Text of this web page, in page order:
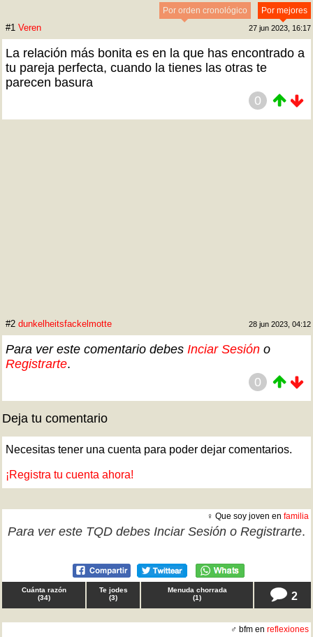
Por mejores
Por orden cronológico
#1 Veren 27 jun 2023, 16:17
La relación más bonita es en la que has encontrado a
tu pareja perfecta, cuando la tienes las otras te
parecen basura
0
#2 dunkelheitsfackelmotte 28 jun 2023, 04:12
Para ver este comentario debes Inciar Sesión o
Registrarte.
0
Deja tu comentario
Necesitas tener una cuenta para poder dejar comentarios.
¡Registra tu cuenta ahora!
♀ Que soy joven en familia
Para ver este TQD debes Inciar Sesión o Registrarte.
Cuánta razón
(34)
Te jodes
(3)
Menuda chorrada
(1) 2
♂ bfm en reflexiones